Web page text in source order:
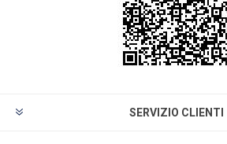
SERVIZIO CLIENTI